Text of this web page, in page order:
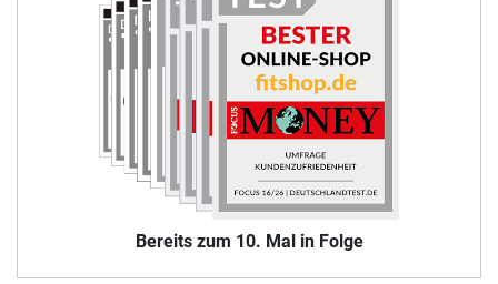
Bereits zum 10. Mal in Folge